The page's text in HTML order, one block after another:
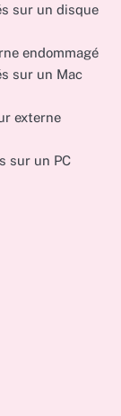
sur un disque
endommagé
sur un Mac
externe
sur un PC